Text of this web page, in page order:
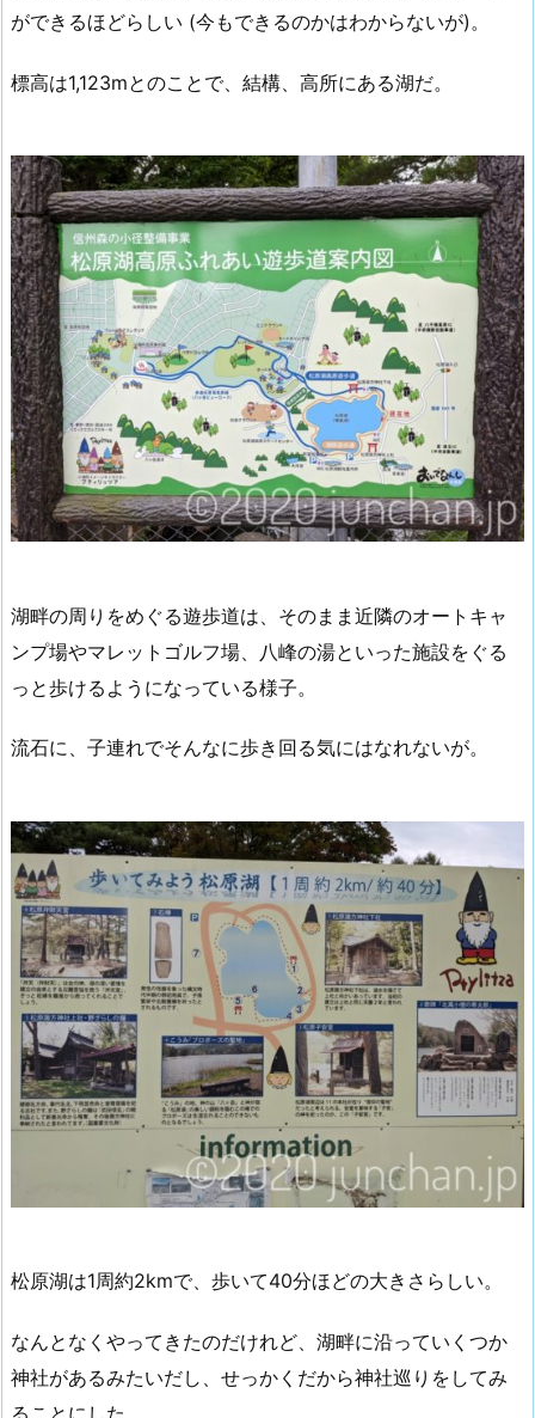
ができるほどらしい (今もできるのかはわからないが)。
標高は1,123mとのことで、結構、高所にある湖だ。
湖畔の周りをめぐる遊歩道は、そのまま近隣のオートキャ
ンプ場やマレットゴルフ場、八峰の湯といった施設をぐる
っと歩けるようになっている様子。
流石に、子連れでそんなに歩き回る気にはなれないが。
松原湖は1周約2kmで、歩いて40分ほどの大きさらしい。
なんとなくやってきたのだけれど、湖畔に沿っていくつか
神社があるみたいだし、せっかくだから神社巡りをしてみ
ることにした。